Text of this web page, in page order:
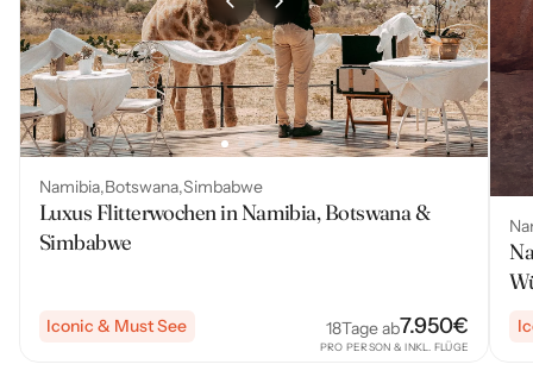
Namibia Botswana Simbabwe
Luxus Flitterwochen in Namibia, Botswana &
Simbabwe
Iconic & Must See 18Tage ab7.950€
PRO PERSON & INKL. FLÜGE